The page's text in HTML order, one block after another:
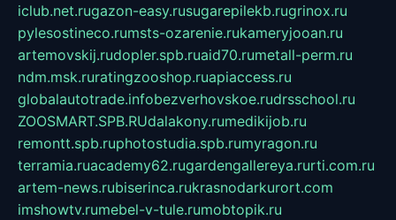
iclub.net.rugazon-easy.rusugarepilekb.rugrinox.ru
pylesostineco.rumsts-ozarenie.rukameryjooan.ru
artemovskij.rudopler.spb.ruaid70.rumetall-perm.ru
ndm.msk.ruratingzooshop.ruapiaccess.ru
globalautotrade.infobezverhovskoe.rudrsschool.ru
ZOOSMART.SPB.RUdalakony.rumedikijob.ru
remontt.spb.ruphotostudia.spb.rumyragon.ru
terramia.ruacademy62.rugardengallereya.rurti.com.ru
artem-news.rubiserinca.rukrasnodarkurort.com
imshowtv.rumebel-v-tule.rumobtopik.ru